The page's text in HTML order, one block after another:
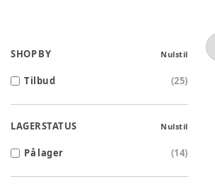
SHOP BY Nulstil
Tilbud (25)
LAGERSTATUS Nulstil
På lager (14)